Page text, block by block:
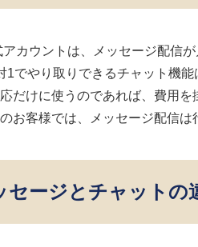
アカウントは、メッセージ配信
1でやり取りできるチャット機
だけに使うのであれば、費用を
お客様では、メッセージ配信は
セージとチャットの